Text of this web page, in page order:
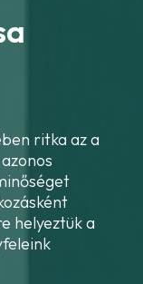
ritka az a
helyeztük a